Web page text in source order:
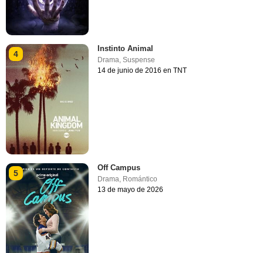
4
Instinto Animal
Drama,Suspense
14 de junio de 2016 en TNT
5
Off Campus
Drama, Romántico
13 de mayo de 2026